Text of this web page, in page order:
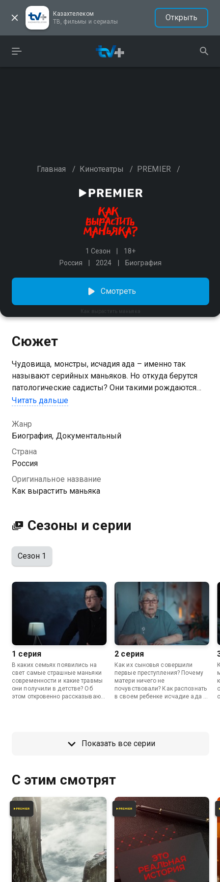
Казахтелеком
ТВ, фильмы и сериалы
Открыть
Главная / Кинотеатры / PREMIER /
1 Сезон
18+
Россия
2024 Биография
Как вырастить маньяка
Смотреть
Сюжет
Чудовища, монстры, исчадия ада – именно так
называют серийных маньяков. Но откуда берутся
патологические садисты? Они такими рождаются
или становятся? Ответ на этот вопрос могут знать
жизнь, – их матери.
Читать дальше
Жанр
Биография, Документальный
Страна
Россия
Оригинальное название
Как вырастить маньяка
Сезоны и серии
Сезон 1
1 серия
В каких семьях появились на
свет самые страшные маньяки
современности и какие травмы
они получили в детстве? Об
этом откровенно рассказывают
2 серия
Как их сыновья совершили
первые преступления? Почему
матери ничего не
почувствовали? Как распознать
в своем ребенке исчадие ада и
Показать все серии
С этим смотрят